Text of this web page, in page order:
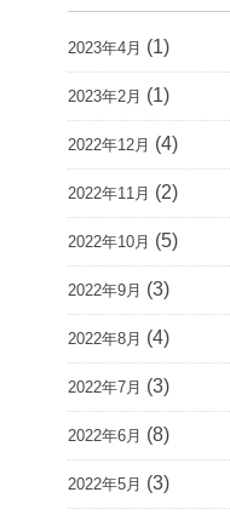
2023年4月 (1)
2023年2月 (1)
2022年12月 (4)
2022年11月 (2)
2022年10月 (5)
2022年9月 (3)
2022年8月 (4)
2022年7月 (3)
2022年6月 (8)
2022年5月 (3)